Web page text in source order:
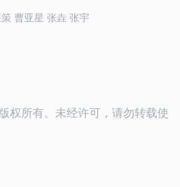
曹亚星 张垚 张宇
权所有。未经许可，请勿转载使